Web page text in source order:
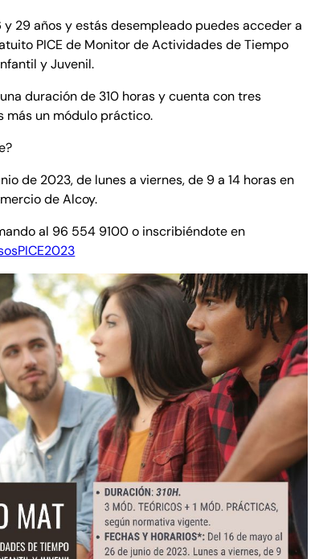
y 29 años y estás desempleado puedes acceder a
PICE de Monitor de Actividades de Tiempo
y Juvenil.
duración de 310 horas y cuenta con tres
más un módulo práctico.
de 2023, de lunes a viernes, de 9 a 14 horas en
de Alcoy.
al 96 554 9100 o inscribiéndote en